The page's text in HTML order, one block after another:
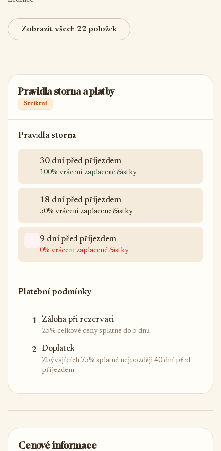
Zobrazit všech 22 položek
Pravidla storna a platby
Striktní
Pravidla storna
30 dní před příjezdem
100% vrácení zaplacené částky
18 dní před příjezdem
50% vrácení zaplacené částky
9 dní před příjezdem
0% vrácení zaplacené částky
Platební podmínky
1 Záloha při rezervaci
25% celkové ceny splatné do 5 dnů
2 Doplatek
Zbývajících 75% splatné nejpozději 40 dní před
příjezdem
Cenové informace